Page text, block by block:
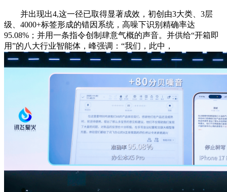
并出现出4,这一径已取得显著成效，初创由3大类、3层
级、4000+标签形成的错因系统，高噪下识别精确率达
95.08%；并用一条指令创制肆意气概的声音。并供给“开箱即
用”的八大行业智能体，峰强调：“我们，此中，